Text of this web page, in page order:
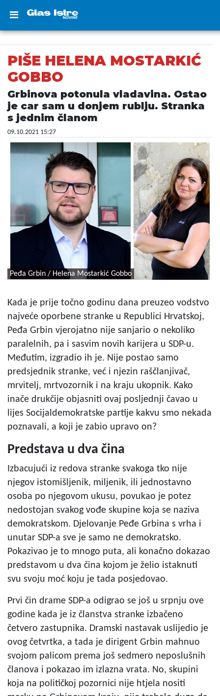
PIŠE HELENA MOSTARKIĆ
GOBBO
Grbinova potonula vladavina. Ostao
je car sam u donjem rublju. Stranka
s jednim članom
09.10.2021 15:27
Peđa Grbin / Helena Mostarkić Gobbo
Kada je prije točno godinu dana preuzeo vodstvo
najveće oporbene stranke u Republici Hrvatskoj,
Peđa Grbin vjerojatno nije sanjario o nekoliko
paralelnih, pa i sasvim novih karijera u SDP-u.
Međutim, izgradio ih je. Nije postao samo
predsjednik stranke, već i njezin raščlanjivač,
mrvitelj, mrtvozornik i na kraju ukopnik. Kako
inače drukčije objasniti ovaj posljednji čavao u
lijes Socijaldemokratske partije kakvu smo nekada
poznavali, a koji je zabio upravo on?
Predstava u dva čina
Izbacujući iz redova stranke svakoga tko nije
njegov istomišljenik, miljenik, ili jednostavno
osoba po njegovom ukusu, povukao je potez
nedostojan svakog vođe skupine koja se naziva
demokratskom. Djelovanje Peđe Grbina s vrha i
unutar SDP-a sve je samo ne demokratsko.
Pokazivao je to mnogo puta, ali konačno dokazao
predstavom u dva čina kojom je želio istaknuti
svu svoju moć koju je tada posjedovao.
Prvi čin drame SDP-a odigrao se još u srpnju ove
godine kada je iz članstva stranke izbačeno
četvero zastupnika. Dramski nastavak uslijedio je
ovog četvrtka, a tada je dirigent Grbin mahnuo
svojom palicom prema još sedmero neposlušnih
članova i pokazao im izlazna vrata. No, skupini
koja na političkoj pozornici nije htjela nositi